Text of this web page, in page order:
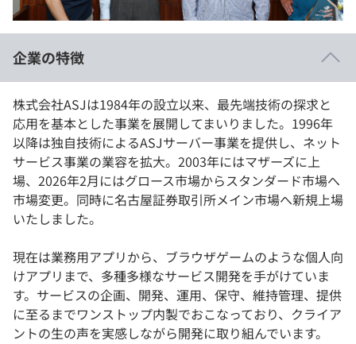
プラン
個人向けプラン
法人向けプラン
学校向けプラン
契約内容・クーポン
note
企業の特徴
株式会社ASJは1984年の設立以来、最先端技術の探求と
応用を基本とした事業を展開してまいりました。1996年
以降は独自技術によるASJサーバー事業を提供し、ネット
サービス事業の業容を拡大。2003年にはマザーズに上
場、2026年2月にはグロース市場からスタンダード市場へ
市場変更。同時に名古屋証券取引所メイン市場へ新規上場
いたしました。
現在は業務用アプリから、ブラウザゲームのような個人向
けアプリまで、多種多様なサービス開発を手がけていま
す。サービスの企画、開発、運用、保守、維持管理、提供
に至るまでワンストップ内製でおこなっており、クライア
ントの生の声を実感しながら開発に取り組んでいます。